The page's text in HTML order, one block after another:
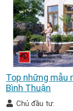
Top những mẫu
Bình Thuận
Chủ đầu tư: